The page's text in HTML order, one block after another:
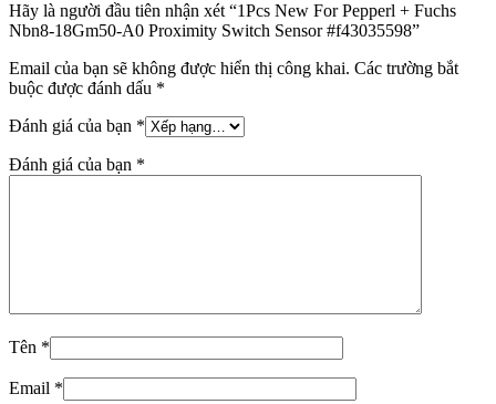
Hãy là người đầu tiên nhận xét “1Pcs New For Pepperl + Fuchs
Nbn8-18Gm50-A0 Proximity Switch Sensor #f43035598”
Email của bạn sẽ không được hiển thị công khai. Các trường bắt
buộc được đánh dấu *
Đánh giá của bạn *
Đánh giá của bạn *
Tên *
Email *